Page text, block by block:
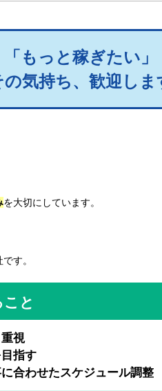
「もっと稼ぎたい」
の気持ち、歓迎しま
を大切にしています。
す。
と
視
指す
合わせたスケジュール調整